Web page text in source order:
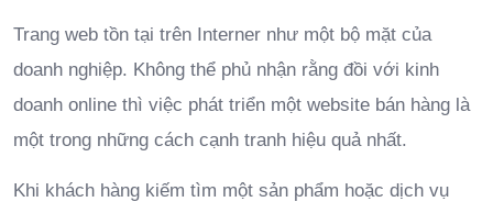
Trang web tồn tại trên Interner như một bộ mặt của
doanh nghiệp. Không thể phủ nhận rằng đồi với kinh
doanh online thì việc phát triển một website bán hàng là
một trong những cách cạnh tranh hiệu quả nhất.
Khi khách hàng kiếm tìm một sản phẩm hoặc dịch vụ